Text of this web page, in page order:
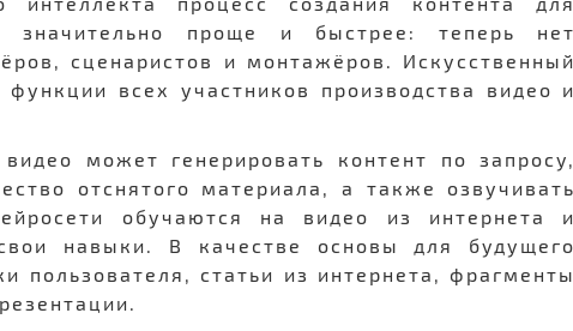
значительно проще и быстрее: теперь
сценаристов и монтажёров.
функции всех участников производства видео
может генерировать контент по
отснятого материала, а также
обучаются на видео из интернета
навыки. В качестве основы для
пользователя, статьи из интернета,